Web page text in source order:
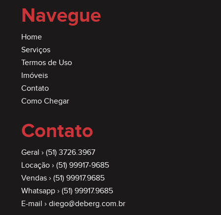
Navegue
Home
Serviços
Termos de Uso
Imóveis
Contato
Como Chegar
Contato
Geral › (51) 3726.3967
Locação › (51) 99917-9685
Vendas › (51) 99917.9685
Whatsapp › (51) 99917.9685
E-mail › diego@deberg.com.br